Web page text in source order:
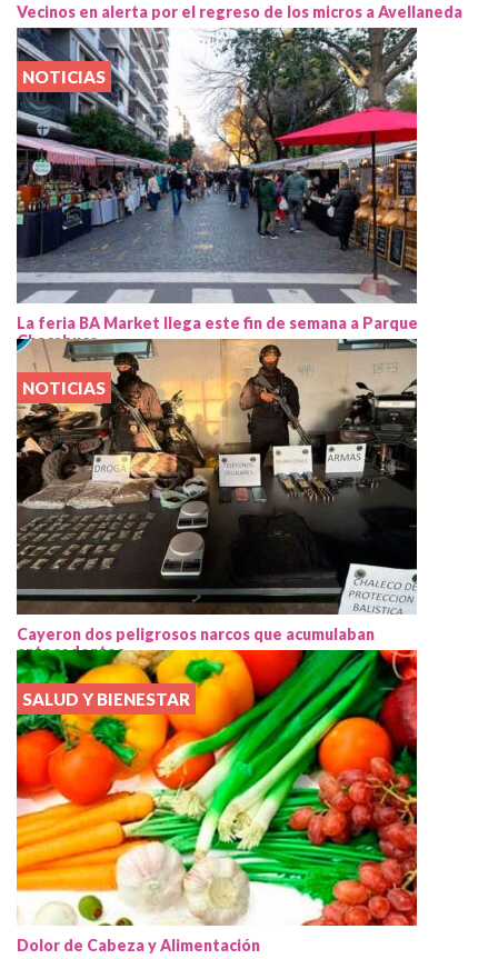
Vecinos en alerta por el regreso de los micros a Avellaneda
NOTICIAS
La feria BA Market llega este fin de semana a Parque
Chacabuco
NOTICIAS
Cayeron dos peligrosos narcos que acumulaban
antecedentes
SALUD Y BIENESTAR
Dolor de Cabeza y Alimentación